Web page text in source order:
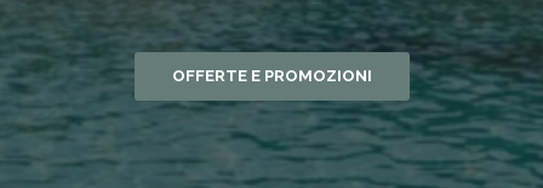
OFFERTE E PROMOZIONI